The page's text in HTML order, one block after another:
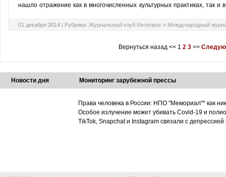
нашло отражение как в многочисленных культурных практиках, так и
01 декабря 2014 | Рубрика: Журнальный клуб Интелрос » Международный
Вернуться назад<< 1 2 3>>
Новости дня Мониторинг зарубежной прессы
Права человека в России: НПО "Мемориал"* как
Особое излучение может убивать Covid-19 и
TikTok, Snapchat и Instagram связали с